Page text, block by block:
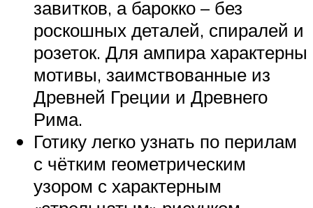
завитков, а барокко – без
роскошных деталей, спиралей и
розеток. Для ампира характерны
мотивы, заимствованные из
Древней Греции и Древнего
Рима.
Готику легко узнать по перилам
с чётким геометрическим
узором с характерным